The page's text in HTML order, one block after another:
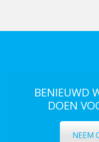
BENIEUWD
DOEN
NEEM